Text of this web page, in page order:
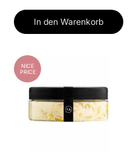
In den Warenkorb
NICE
PRICE